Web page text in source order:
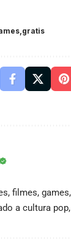
gratis
filmes,
a cultura